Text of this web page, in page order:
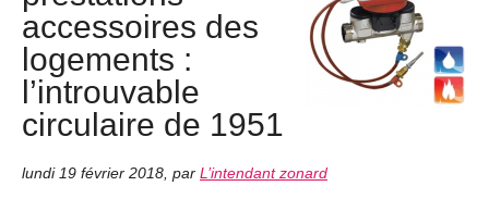
accessoires des
logements :
l’introuvable
circulaire de 1951
lundi 19 février 2018 par L’intendant zonard